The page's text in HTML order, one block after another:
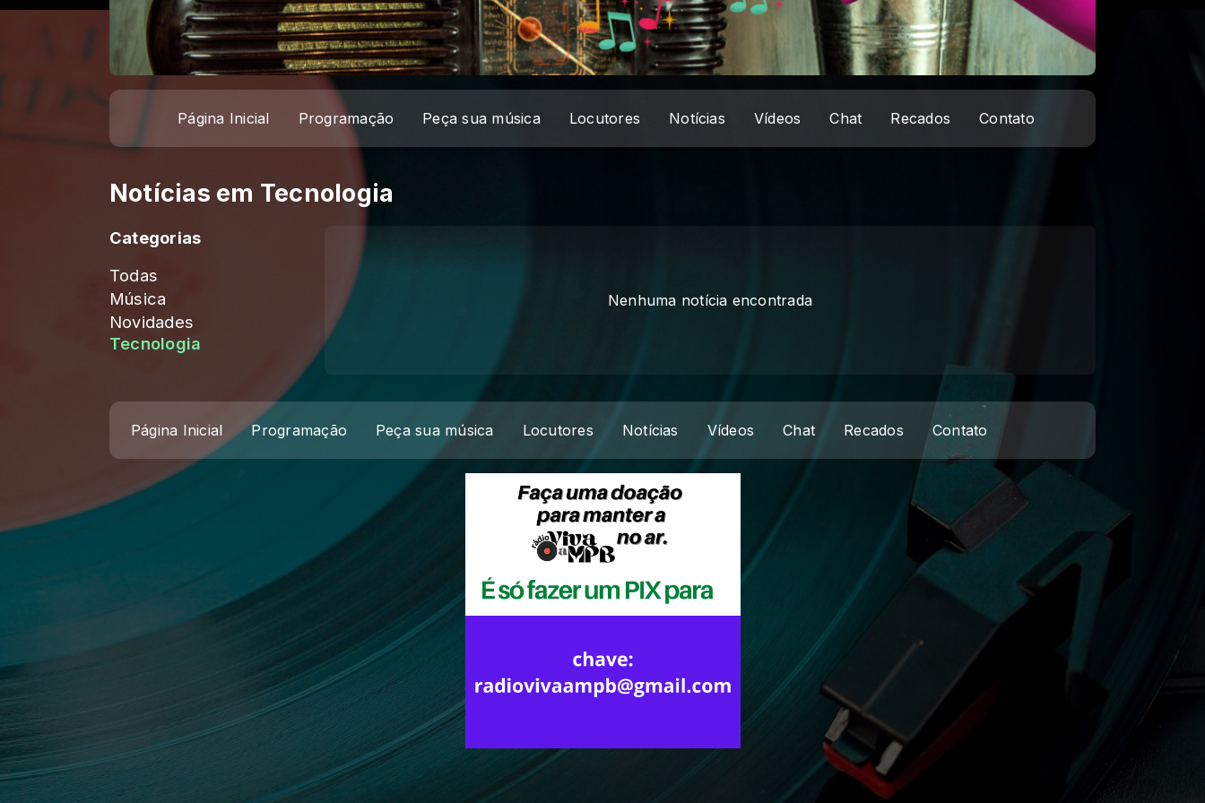
Página Inicial Programação Peça sua música Locutores Notícias Vídeos Chat Recados Contato
Notícias em Tecnologia
Categorias
Todas
Música
Novidades
Tecnologia
Nenhuma notícia encontrada
Página Inicial Programação Peça sua música Locutores Notícias Vídeos Chat Recados Contato